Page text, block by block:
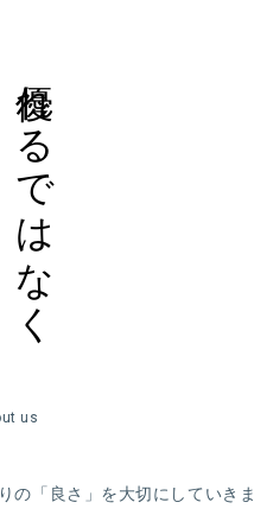
優れるではなく
us
の「良さ」を大切にしていきま